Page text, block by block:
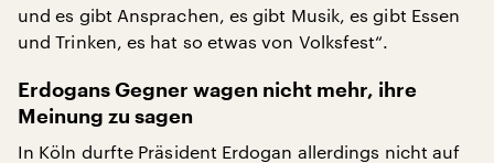
und es gibt Ansprachen, es gibt Musik, es gibt Essen
und Trinken, es hat so etwas von Volksfest“.
Erdogans Gegner wagen nicht mehr, ihre
Meinung zu sagen
In Köln durfte Präsident Erdogan allerdings nicht auf